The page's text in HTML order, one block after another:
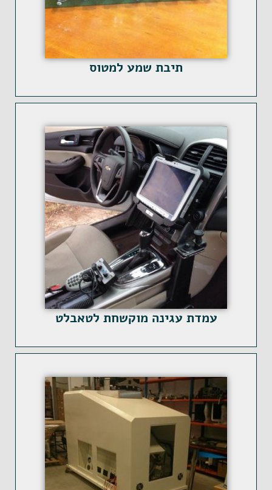
תיבת שמע למטוס
עמדת עגינה מוקשחת לטאבלט